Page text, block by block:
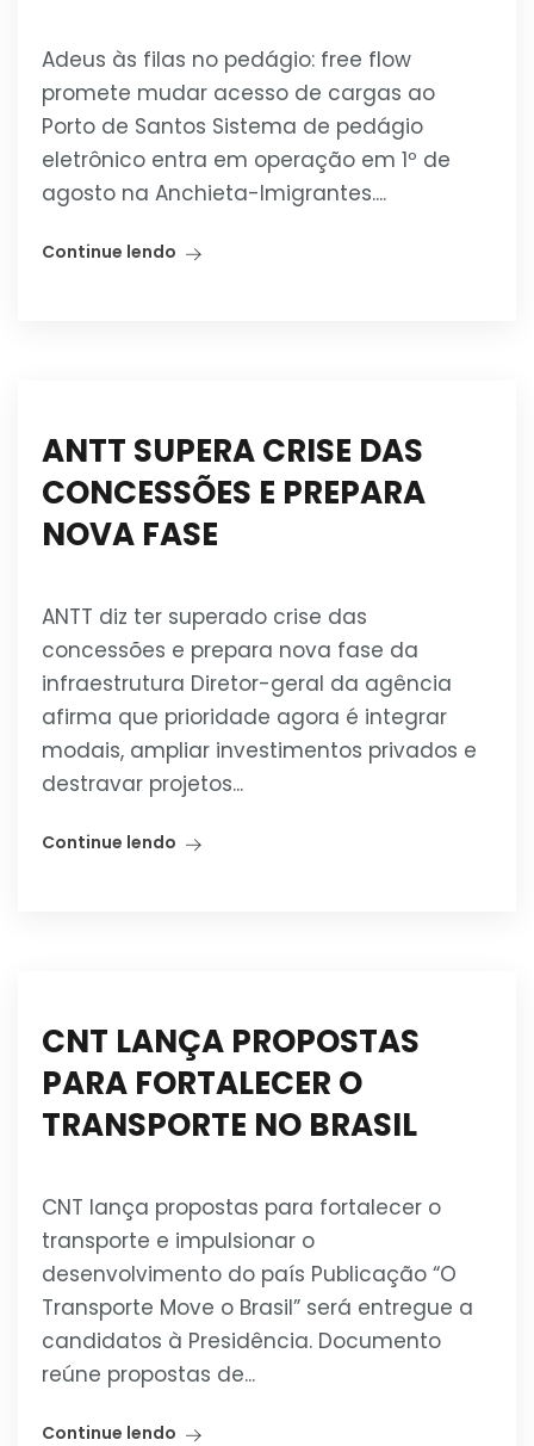
Adeus às filas no pedágio: free flow
promete mudar acesso de cargas ao
Porto de Santos Sistema de pedágio
eletrônico entra em operação em 1º de
agosto na Anchieta-Imigrantes....
Continue lendo
ANTT SUPERA CRISE DAS
CONCESSÕES E PREPARA
NOVA FASE
ANTT diz ter superado crise das
concessões e prepara nova fase da
infraestrutura Diretor-geral da agência
afirma que prioridade agora é integrar
modais, ampliar investimentos privados e
destravar projetos...
Continue lendo
CNT LANÇA PROPOSTAS
PARA FORTALECER O
TRANSPORTE NO BRASIL
CNT lança propostas para fortalecer o
transporte e impulsionar o
desenvolvimento do país Publicação “O
Transporte Move o Brasil” será entregue a
candidatos à Presidência. Documento
reúne propostas de...
Continue lendo